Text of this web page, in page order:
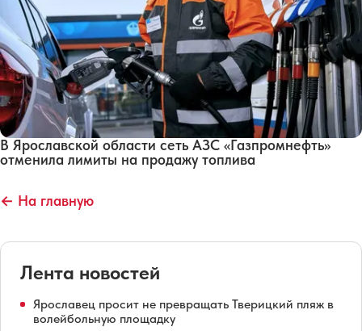
В Ярославской области сеть АЗС «Газпромнефть»
отменила лимиты на продажу топлива
← На главную
Лента новостей
Ярославец просит не превращать Тверицкий пляж в
волейбольную площадку